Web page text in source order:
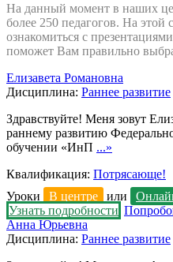
На данный момент в наших
более 250 педагогов. На
ознакомиться с
поможет Вам правильно
Елизавета Романовна
Дисциплина: Раннее развитие
Здравствуйте! Меня зовут
раннему развитию
обучении «ИнП ...»
Квалификация: Потрясающе!
Уроки
В центре или
Узнать подробности
Анна Юрьевна
Дисциплина: Раннее развитие